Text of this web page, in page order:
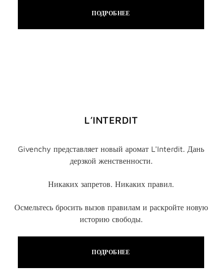
ПОДРОБНЕЕ
L’INTERDIT
Givenchy представляет новый аромат L'Interdit. Дань
дерзкой женственности.
Никаких запретов. Никаких правил.
Осмельтесь бросить вызов правилам и раскройте новую
историю свободы.
ПОДРОБНЕЕ